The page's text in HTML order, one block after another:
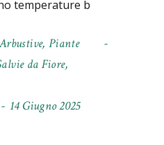
temperature b
, Piante
da Fiore,
14 Giugno 2025